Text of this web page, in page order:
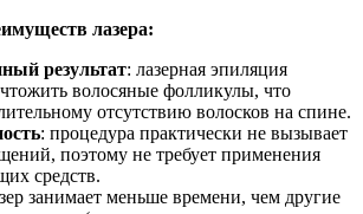
лазера:
результат: лазерная эпиляция
волосяные фолликулы, что
отсутствию волосков на спине.
: процедура практически не вызывает
поэтому не требует применения
средств.
занимает меньше времени, чем другие